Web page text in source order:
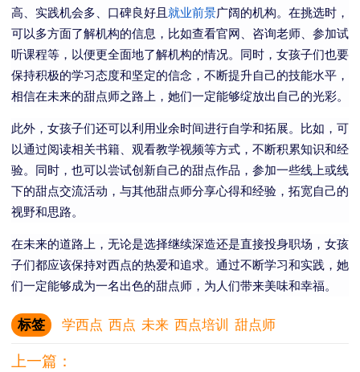
高、实践机会多、口碑良好且就业前景广阔的机构。在挑选时，
可以多方面了解机构的信息，比如查看官网、咨询老师、参加试
听课程等，以便更全面地了解机构的情况。同时，女孩子们也要
保持积极的学习态度和坚定的信念，不断提升自己的技能水平，
相信在未来的甜点师之路上，她们一定能够绽放出自己的光彩。
此外，女孩子们还可以利用业余时间进行自学和拓展。比如，可
以通过阅读相关书籍、观看教学视频等方式，不断积累知识和经
验。同时，也可以尝试创新自己的甜点作品，参加一些线上或线
下的甜点交流活动，与其他甜点师分享心得和经验，拓宽自己的
视野和思路。
在未来的道路上，无论是选择继续深造还是直接投身职场，女孩
子们都应该保持对西点的热爱和追求。通过不断学习和实践，她
们一定能够成为一名出色的甜点师，为人们带来美味和幸福。
标签 学西点 西点 未来 西点培训 甜点师
上一篇：